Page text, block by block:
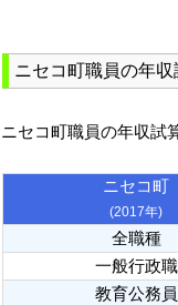
ニセコ町職員の年収
ニセコ町職員の年収試
ニセコ町
(2017年)
全職種
一般行政職
教育公務員